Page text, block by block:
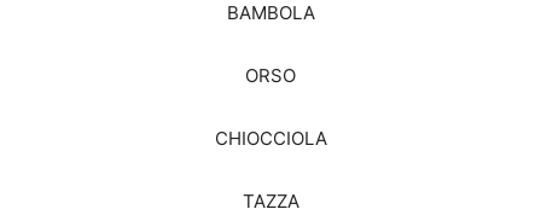
BAMBOLA
ORSO
CHIOCCIOLA
TAZZA